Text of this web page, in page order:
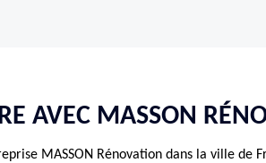
AVEC MASSON
MASSON Rénovation dans la ville de